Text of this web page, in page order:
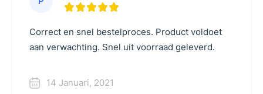
Correct en snel bestelproces. Product voldoet
aan verwachting. Snel uit voorraad geleverd.
14 Januari, 2021